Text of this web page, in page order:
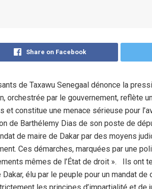
Share on Facebook
de Taxawu Senegaal dénonce la
orchestrée par le gouvernement, reflète
et constitue une menace sérieuse pour
de Barthélemy Dias de son poste de
de maire de Dakar par des moyens
Ces démarches, marquées par une
mêmes de l’État de droit ». Ils ont
élu par le peuple pour un mandat de